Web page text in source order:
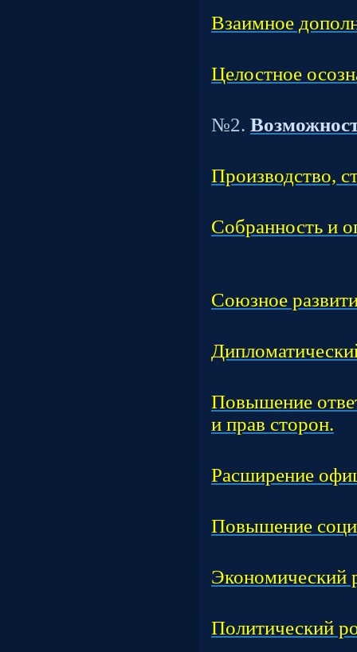
Взаимное
Целостное
№2.
Производство,
Собранность и
Союзное
Повышение
и прав сторон.
Расширение
Повышение
Экономический
Политический